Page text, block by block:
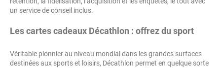
un service de conseil inclus.
Les cartes cadeaux Décathlon : offrez du sport
Véritable pionnier au niveau mondial dans les grandes surfaces
destinées aux sports et loisirs, Décathlon permet en quelque sorte